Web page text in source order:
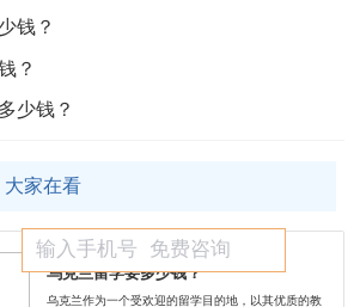
钱？
？
少钱？
大家在看
乌克兰留学要多少钱？
乌克兰作为一个受欢迎的留学目的地，以其优质的教